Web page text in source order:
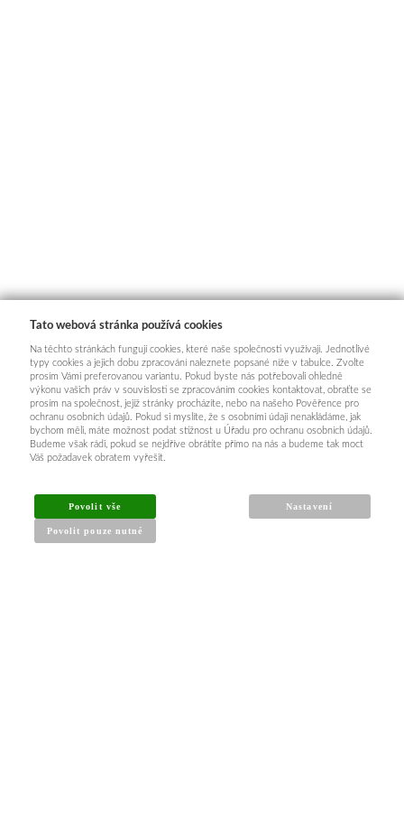
Tato webová stránka používá cookies
Na těchto stránkách fungují cookies, které naše společnosti využívají. Jednotlivé
typy cookies a jejich dobu zpracování naleznete popsané níže v tabulce. Zvolte
prosím Vámi preferovanou variantu. Pokud byste nás potřebovali ohledně
výkonu vašich práv v souvislosti se zpracováním cookies kontaktovat, obraťte se
prosím na společnost, jejíž stránky procházíte, nebo na našeho Pověřence pro
ochranu osobních údajů. Pokud si myslíte, že s osobními údaji nenakládáme, jak
bychom měli, máte možnost podat stížnost u Úřadu pro ochranu osobních údajů.
Budeme však rádi, pokud se nejdříve obrátíte přímo na nás a budeme tak moct
Váš požadavek obratem vyřešit.
Povolit vše
Povolit pouze nutné
Nastavení